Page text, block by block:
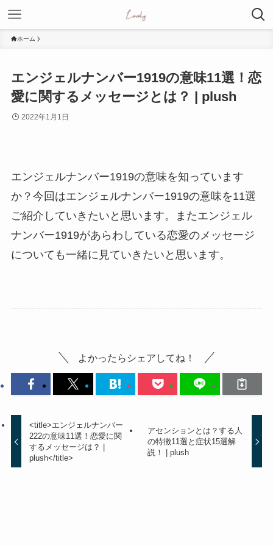
ホーム
エンジェルナンバー1919の意味11選！恋
愛に関するメッセージとは？ | plush
2022年1月1日
エンジェルナンバー1919の意味を知っています
か？今回はエンジェルナンバー1919の意味を11選
ご紹介していきたいと思います。またエンジェル
ナンバー1919があらわしている恋愛のメッセージ
についても一緒に見ていきたいと思います。
よかったらシェアしてね！
<title>エンジェルナンバー
222の意味11選！恋愛に関
するメッセージは？ |
plush</title>
アセンションとは？する人
の特徴11選と症状15選解
説！ | plush